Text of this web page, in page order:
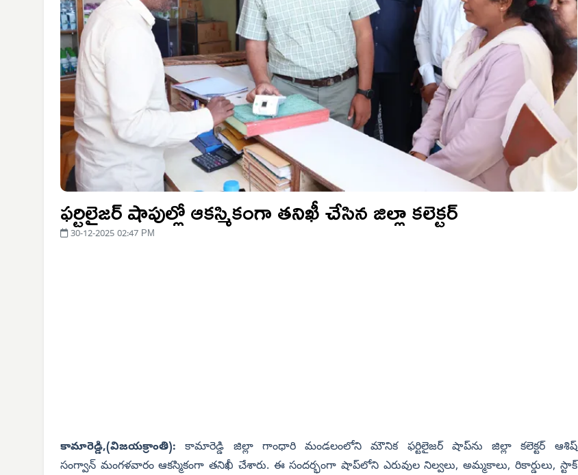
ఫర్టిలైజర్ షాపుల్లో ఆకస్మికంగా తనిఖీ చేసిన జిల్లా కలెక్టర్
30-12-2025 02:47 PM
కామారెడ్డి,(విజయక్రాంతి):
కామారెడ్డి జిల్లా గాంధారి మండలంలోని మౌనిక ఫర్టిలైజర్ షాప్‌ను జిల్లా కలెక్టర్ ఆశిష్
సంగ్వాన్ మంగళవారం ఆకస్మికంగా తనిఖీ చేశారు. ఈ సందర్భంగా షాప్‌లోని ఎరువుల నిల్వలు, అమ్మకాలు, రికార్డులు, స్టాక్